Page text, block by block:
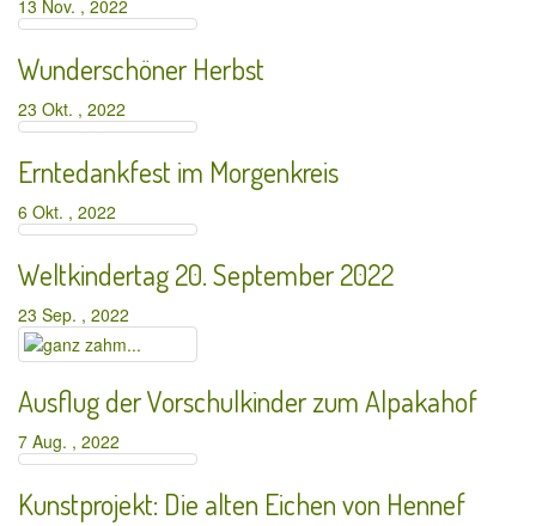
13 Nov. , 2022
Wunderschöner Herbst
23 Okt. , 2022
Erntedankfest im Morgenkreis
6 Okt. , 2022
Weltkindertag 20. September 2022
23 Sep. , 2022
Ausflug der Vorschulkinder zum Alpakahof
7 Aug. , 2022
Kunstprojekt: Die alten Eichen von Hennef